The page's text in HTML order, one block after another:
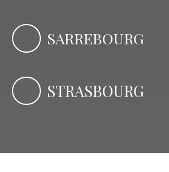
SARREBOURG
STRASBOURG